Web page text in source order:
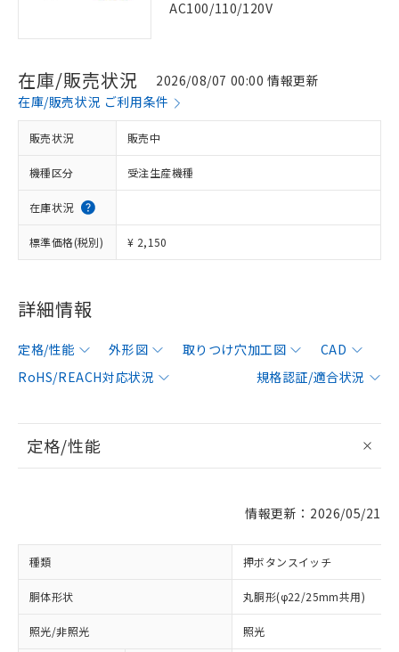
AC100/110/120V
在庫/販売状況
2026/08/07 00:00 情報更新
在庫/販売状況 ご利用条件
販売状況 販売中
機種区分 受注生産機種
在庫状況
標準価格(税別) ¥ 2,150
詳細情報
定格/性能 外形図 取りつけ穴加工図
CAD
RoHS/REACH対応状況
規格認証/適合状況
定格/性能
情報更新：2026/05/21
種類 押ボタンスイッチ
胴体形状 丸胴形(φ22/25mm共用)
照光/非照光 照光